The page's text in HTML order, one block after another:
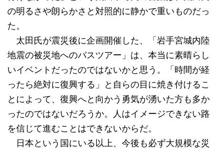
の明るさや朗らかさと対照的に静かで重いものだっ
た。
太田氏が震災後に企画開催した、「岩手宮城内陸
地震の被災地へのバスツアー」は、本当に素晴らし
いイベントだったのではないかと思う。「時間が経
ったら絶対に復興する」と自らの目に焼き付けるこ
とによって、復興へと向かう勇気が湧いた方も多か
ったのではないだろうか。人はイメージできない路
を信じて進むことはできないからだ。
日本という国にいる以上、今後も必ず大規模な災